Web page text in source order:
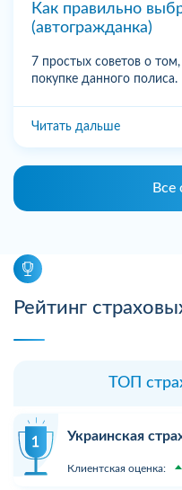
Как правильно
(автогражданка)
7 простых советов о
покупке данного полиса.
Читать дальше
Все
Рейтинг
ТОП
Украинская
Клиентская оценка: